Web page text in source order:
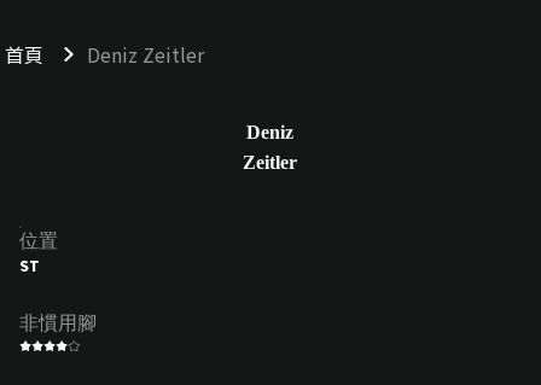
首頁 Deniz Zeitler
Deniz
Zeitler
位置
ST
非慣用腳